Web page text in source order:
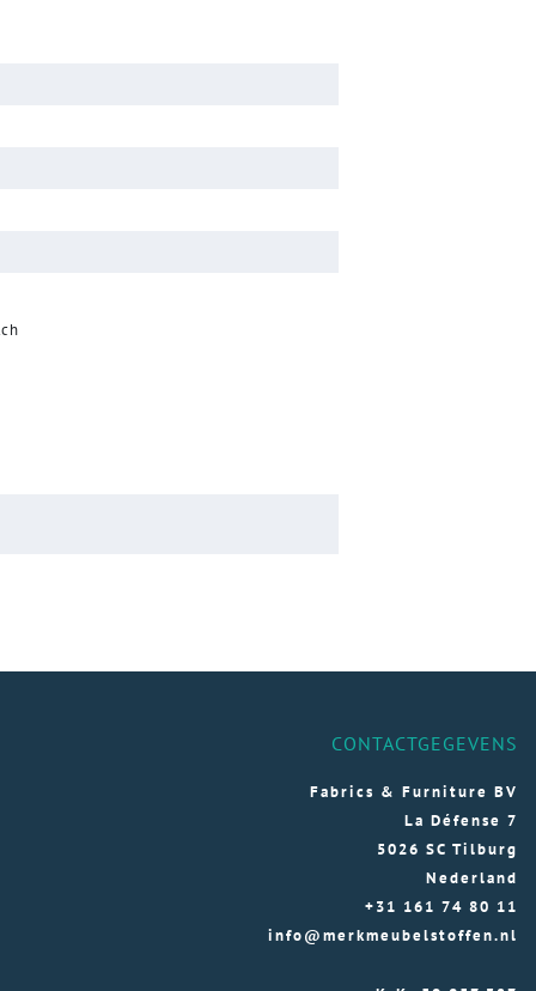
CONTACTGEGEVENS
Fabrics & Furniture BV
La Défense 7
5026 SC Tilburg
Nederland
+31 161 74 80 11
info@merkmeubelstoffen.nl